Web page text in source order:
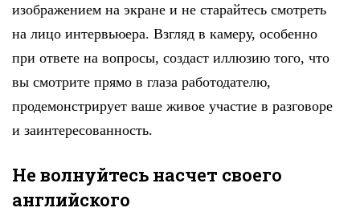
изображением на экране и не старайтесь смотреть
на лицо интервьюера. Взгляд в камеру, особенно
при ответе на вопросы, создаст иллюзию того, что
вы смотрите прямо в глаза работодателю,
продемонстрирует ваше живое участие в разговоре
и заинтересованность.
Не волнуйтесь насчет своего
английского